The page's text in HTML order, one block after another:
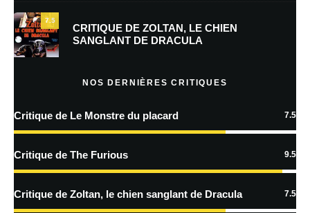
Prévenez-moi de tous les nouveaux commentaires par e-mail.
Prévenez-moi de tous les nouveaux articles par e-mail.
En savoir
traitées
7.5
CRITIQUE DE ZOLTAN, LE CHIEN
SANGLANT DE DRACULA
NOS DERNIÈRES CRITIQUES
Critique de Le Monstre du placard 7.5
Critique de The Furious 9.5
Critique de Zoltan, le chien sanglant de Dracula 7.5